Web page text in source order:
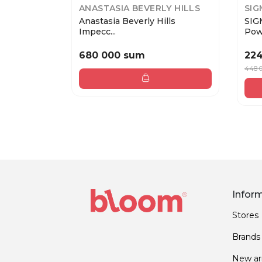
ANASTASIA BEVERLY HILLS
Anastasia Beverly Hills
Impecc...
680 000 sum
448
Stores
Brands
New